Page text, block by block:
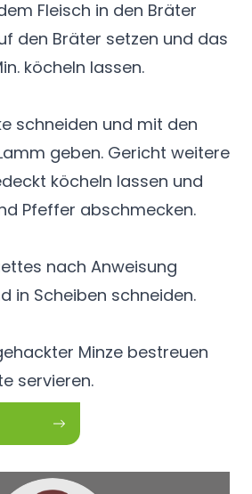
Fleisch in den Bräter
den Bräter setzen und das
köcheln lassen.
schneiden und mit den
geben. Gericht weitere
köcheln lassen und
Pfeffer abschmecken.
nach Anweisung
in Scheiben schneiden.
Minze bestreuen
servieren.